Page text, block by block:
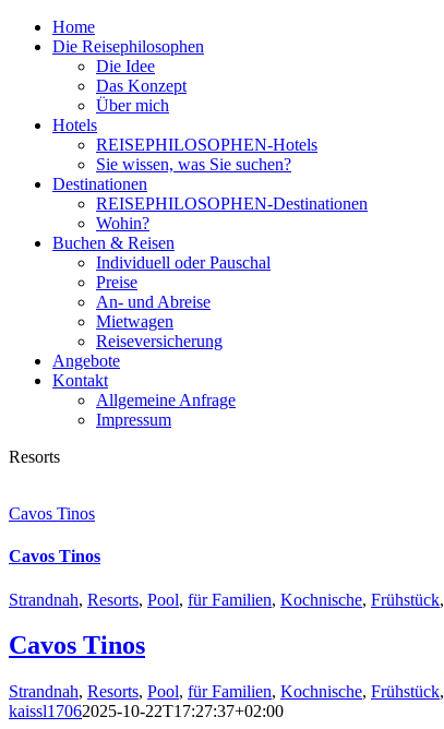
Home
Die Reisephilosophen
Die Idee
Das Konzept
Über mich
Hotels
REISEPHILOSOPHEN-Hotels
Sie wissen, was Sie suchen?
Destinationen
REISEPHILOSOPHEN-Destinationen
Wohin?
Buchen & Reisen
Individuell oder Pauschal
Preise
An- und Abreise
Mietwagen
Reiseversicherung
Angebote
Kontakt
Allgemeine Anfrage
Impressum
Resorts
Cavos Tinos
Cavos Tinos
Strandnah, Resorts, Pool, für Familien, Kochnische, Frühstück,
Cavos Tinos
Strandnah, Resorts, Pool, für Familien, Kochnische, Frühstück,
kaissl17062025-10-22T17:27:37+02:00